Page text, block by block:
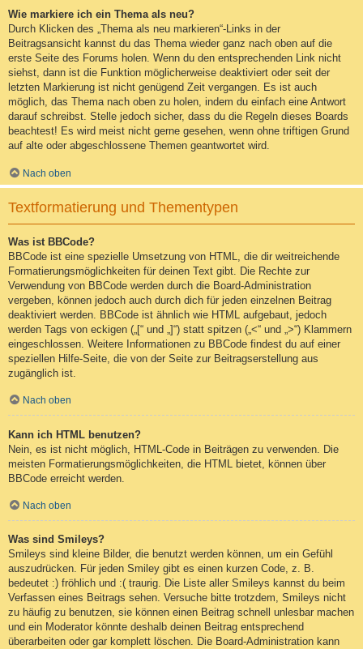
Wie markiere ich ein Thema als neu?
Durch Klicken des „Thema als neu markieren“-Links in der
Beitragsansicht kannst du das Thema wieder ganz nach oben auf die
erste Seite des Forums holen. Wenn du den entsprechenden Link nicht
siehst, dann ist die Funktion möglicherweise deaktiviert oder seit der
letzten Markierung ist nicht genügend Zeit vergangen. Es ist auch
möglich, das Thema nach oben zu holen, indem du einfach eine Antwort
darauf schreibst. Stelle jedoch sicher, dass du die Regeln dieses Boards
beachtest! Es wird meist nicht gerne gesehen, wenn ohne triftigen Grund
auf alte oder abgeschlossene Themen geantwortet wird.
Nach oben
Textformatierung und Thementypen
Was ist BBCode?
BBCode ist eine spezielle Umsetzung von HTML, die dir weitreichende
Formatierungsmöglichkeiten für deinen Text gibt. Die Rechte zur
Verwendung von BBCode werden durch die Board-Administration
vergeben, können jedoch auch durch dich für jeden einzelnen Beitrag
deaktiviert werden. BBCode ist ähnlich wie HTML aufgebaut, jedoch
werden Tags von eckigen („[“ und „]“) statt spitzen („<“ und „>“) Klammern
eingeschlossen. Weitere Informationen zu BBCode findest du auf einer
speziellen Hilfe-Seite, die von der Seite zur Beitragserstellung aus
zugänglich ist.
Nach oben
Kann ich HTML benutzen?
Nein, es ist nicht möglich, HTML-Code in Beiträgen zu verwenden. Die
meisten Formatierungsmöglichkeiten, die HTML bietet, können über
BBCode erreicht werden.
Nach oben
Was sind Smileys?
Smileys sind kleine Bilder, die benutzt werden können, um ein Gefühl
auszudrücken. Für jeden Smiley gibt es einen kurzen Code, z. B.
bedeutet :) fröhlich und :( traurig. Die Liste aller Smileys kannst du beim
Verfassen eines Beitrags sehen. Versuche bitte trotzdem, Smileys nicht
zu häufig zu benutzen, sie können einen Beitrag schnell unlesbar machen
und ein Moderator könnte deshalb deinen Beitrag entsprechend
überarbeiten oder gar komplett löschen. Die Board-Administration kann